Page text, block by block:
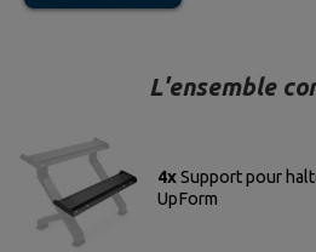
L'ensemble
4xSupport pour
UpForm